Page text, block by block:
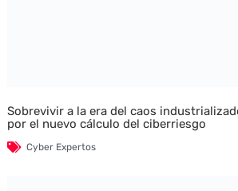
Sobrevivir a la era del caos
por el nuevo cálculo del ciberriesgo
Cyber Expertos